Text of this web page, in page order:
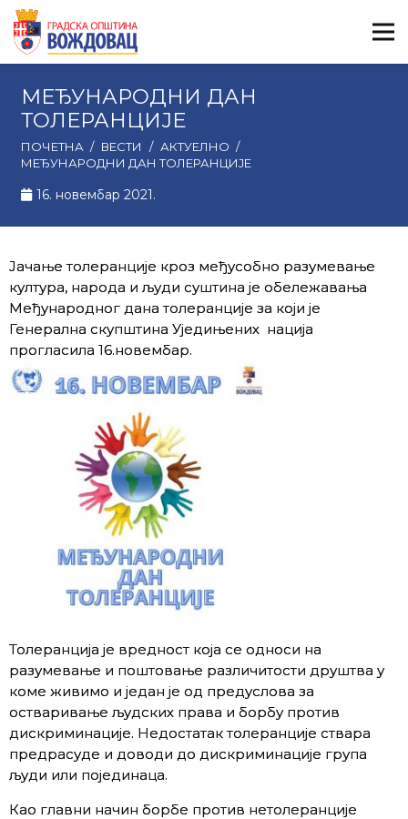
МЕЂУНАРОДНИ ДАН
ТОЛЕРАНЦИЈЕ
ПОЧЕТНА / ВЕСТИ / АКТУЕЛНО /
МЕЂУНАРОДНИ ДАН ТОЛЕРАНЦИЈЕ
16. новембар 2021.
Јачање толеранције кроз међусобно разумевање
култура, народа и људи суштина је обележавања
Међунарoдног дана толеранције за који је
Генерална скупштина Уједињених нација
прогласила 16.новембар.
Толеранција је вредност која се односи на
разумевање и поштовање различитости друштва у
коме живимо и један је од предуслова за
остваривање људских права и борбу против
дискриминације. Недостатак толеранције ствара
предрасуде и доводи до дискриминације група
људи или појединаца.
Као главни начин борбе против нетолеранције